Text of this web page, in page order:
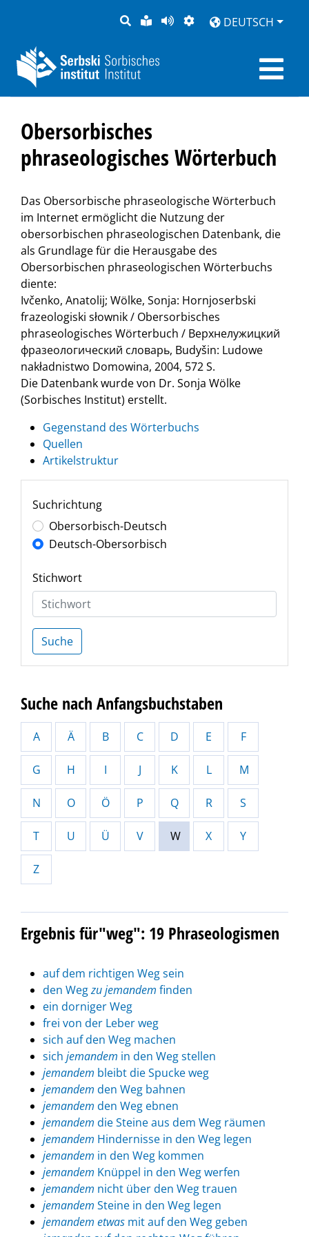
SUCHELEICHTE
SPRACHE
SEITEDARSTELLUNG
DEUTSCH
Obersorbisches
phraseologisches Wörterbuch
Das Obersorbische phraseologische Wörterbuch
im Internet ermöglicht die Nutzung der
obersorbischen phraseologischen Datenbank, die
als Grundlage für die Herausgabe des
Obersorbischen phraseologischen Wörterbuchs
diente:
Ivčenko, Anatolij; Wölke, Sonja: Hornjoserbski
frazeologiski słownik / Obersorbisches
phraseologisches Wörterbuch / Верхнелужицкий
фразеологический словарь, Budyšin: Ludowe
nakładnistwo Domowina, 2004, 572 S.
Die Datenbank wurde von Dr. Sonja Wölke
(Sorbisches Institut) erstellt.
Gegenstand des Wörterbuchs
Quellen
Artikelstruktur
Suchrichtung
Obersorbisch-Deutsch
Deutsch-Obersorbisch
Stichwort
Suche
Suche nach Anfangsbuchstaben
A Ä B C D E F
G H I J K L M
N O Ö P Q R S
T U Ü V W X Y
Z
Ergebnis für"weg": 19 Phraseologismen
auf dem richtigen Weg sein
den Wegzu jemandem finden
ein dorniger Weg
frei von der Leber weg
sich auf den Weg machen
sich jemandem in den Weg stellen
jemandem bleibt die Spucke weg
jemandem den Weg bahnen
jemandem den Weg ebnen
jemandem die Steine aus dem Weg räumen
jemandem Hindernisse in den Weg legen
jemandem in den Weg kommen
jemandem Knüppel in den Weg werfen
jemandem nicht über den Weg trauen
jemandem Steine in den Weg legen
jemandem etwas mit auf den Weg geben